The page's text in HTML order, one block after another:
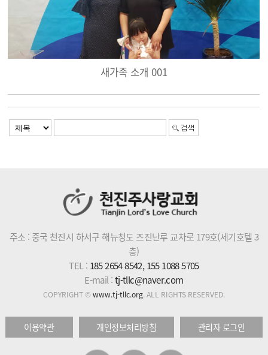
새가족 소개 001
주소 : 중국 천진시 하서구 해뉴청도 즈진난루 교차로 179호(세기호텔 3
층)
TEL : 185 2654 8542, 155 1088 5705
E-mail :tj-tllc@naver.com
COPYRIGHT © www.tj-tllc.org. ALL RIGHTS RESERVED.
이용약관 개인정보처리방침 관리자 로그인